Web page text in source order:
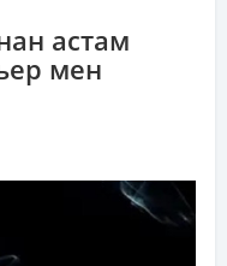
астам
мен